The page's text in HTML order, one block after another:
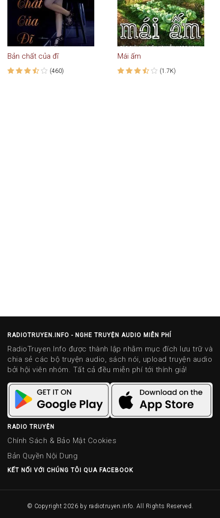
Bản chất của đĩ
(460)
Mái ấm
(1.7K)
RADIOTRUYEN.INFO - NGHE TRUYỆN AUDIO MIỄN PHÍ
RadioTruyen.Info được thành lập nhằm mục đích lưu trữ và
chia sẻ các bộ truyện audio, sách nói, upload truyện audio
bởi hội viên nhóm. Tất cả đều miễn phí tới thính giả!
RADIO TRUYỆN
Chính Sách & Bảo Mật Cookies
Bản Quyền Nội Dung
KẾT NỐI VỚI CHÚNG TÔI QUA FACEBOOK
© Copyright 2026 by radiotruyen.info. All Rights Reserved.